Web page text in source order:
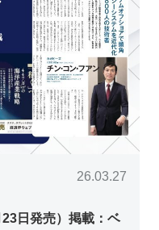
26.03.27
23日発売）掲載：ベ